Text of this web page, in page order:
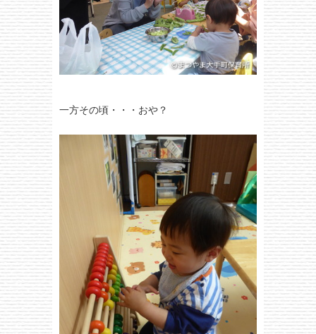
一方その頃・・・おや？